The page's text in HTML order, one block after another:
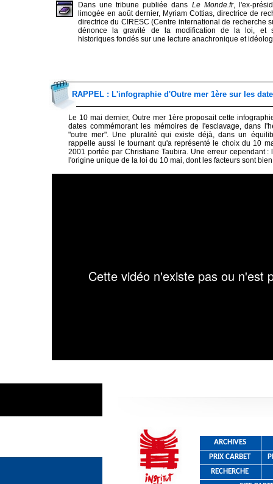
ARCHIVES
PRIX CARBET
RECHERCHE
Dans une tribune publiée dans Le Monde.fr, l'ex-
limogée en août dernier, Myriam Cottias, directrice de
directrice du CIRESC (Centre international de recherche
dénonce la gravité de la modification de la loi, et
historiques fondés sur une lecture anachronique et
RAPPEL : L'infographie d'Outre mer 1ère sur les
Le 10 mai dernier, Outre mer 1ère proposait cette
dates commémorant les mémoires de l'esclavage, dans
"outre mer". Une pluralité qui existe déjà, dans un
rappelle aussi le tournant qu'a représenté le choix du 10
2001 portée par Christiane Taubira. Une erreur cependant
l'origine unique de la loi du 10 mai, dont les facteurs sont